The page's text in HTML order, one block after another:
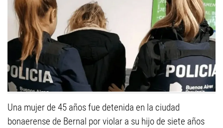
Una mujer de 45 años fue detenida en la ciudad
bonaerense de Bernal por violar a su hijo de siete años